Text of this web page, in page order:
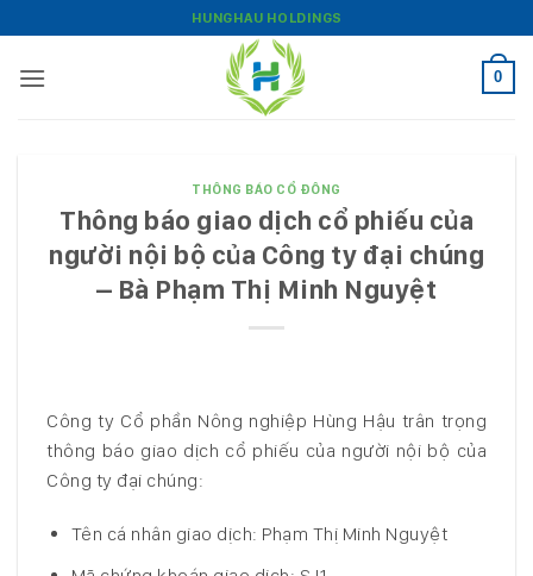
qua
nội
HUNGHAU HOLDINGS
0
THÔNG BÁO CỔ ĐÔNG
Thông báo giao dịch cổ phiếu của
người nội bộ của Công ty đại chúng
– Bà Phạm Thị Minh Nguyệt
Công ty Cổ phần Nông nghiệp Hùng Hậu trân trọng
thông báo giao dịch cổ phiếu của người nội bộ của
Công ty đại chúng:
Tên cá nhân giao dịch: Phạm Thị Minh Nguyệt